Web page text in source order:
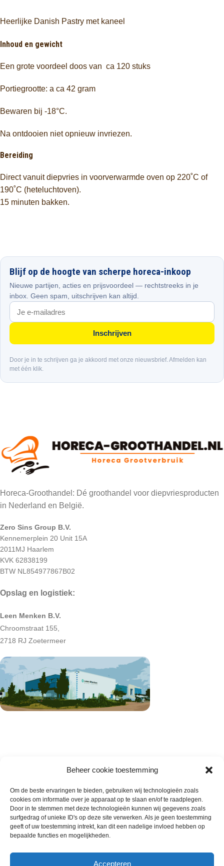
Beheer cookie toestemming
Om de beste ervaringen te bieden, gebruiken wij technologieën zoals
cookies om informatie over je apparaat op te slaan en/of te raadplegen.
Door in te stemmen met deze technologieën kunnen wij gegevens zoals
surfgedrag of unieke ID's op deze site verwerken. Als je geen toestemming
geeft of uw toestemming intrekt, kan dit een nadelige invloed hebben op
bepaalde functies en mogelijkheden.
Accepteren
Heerlijke Danish Pastry met kaneel
Inhoud en gewicht
Een grote voordeel doos van ca 120 stuks
Portiegrootte: a ca 42 gram
Bewaren bij -18°C.
Na ontdooien niet opnieuw invriezen.
Bereiding
Direct vanuit diepvries in voorverwarmde oven op 220˚C of
190˚C (heteluchtoven).
15 minuten bakken.
Blijf op de hoogte van scherpe horeca-inkoop
Nieuwe partijen, acties en prijsvoordeel — rechtstreeks in je
inbox. Geen spam, uitschrijven kan altijd.
Inschrijven
Door je in te schrijven ga je akkoord met onze nieuwsbrief. Afmelden kan
met één klik.
Horeca-Groothandel: Dé groothandel voor diepvriesproducten
in Nederland en België.
Zero Sins Group B.V.
Kennemerplein 20 Unit 15A
2011MJ Haarlem
KVK 62838199
BTW NL854977867B02
Opslag en logistiek:
Leen Menken B.V.
Chroomstraat 155,
2718 RJ Zoetermeer
Wie zijn wij
Contact met onze inkoop
Klantenservice
Annuleer & Retourbeleid